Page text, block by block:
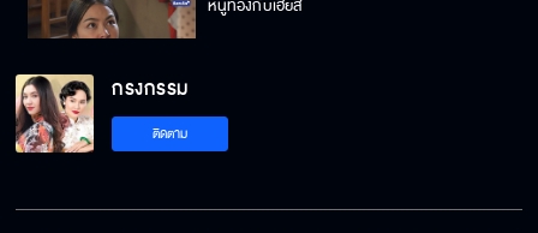
หนูท้องกับเฮียสี่
กูจะเคืองที่มึงเรียกกูว่าพ่อกำนัน ไหนเรียกพ่อสิ
กรงกรรม
ติดตาม